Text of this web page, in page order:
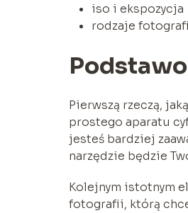
iso i ekspozycja
rodzaje
Pierwszą rzeczą,
prostego aparatu
jesteś bardziej
narzędzie będzie
Kolejnym istotnym
fotografii, którą